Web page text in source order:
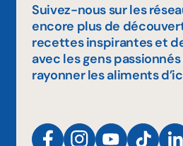
Suivez-nous sur les
encore plus de
recettes inspirantes et
avec les gens
rayonner les aliments